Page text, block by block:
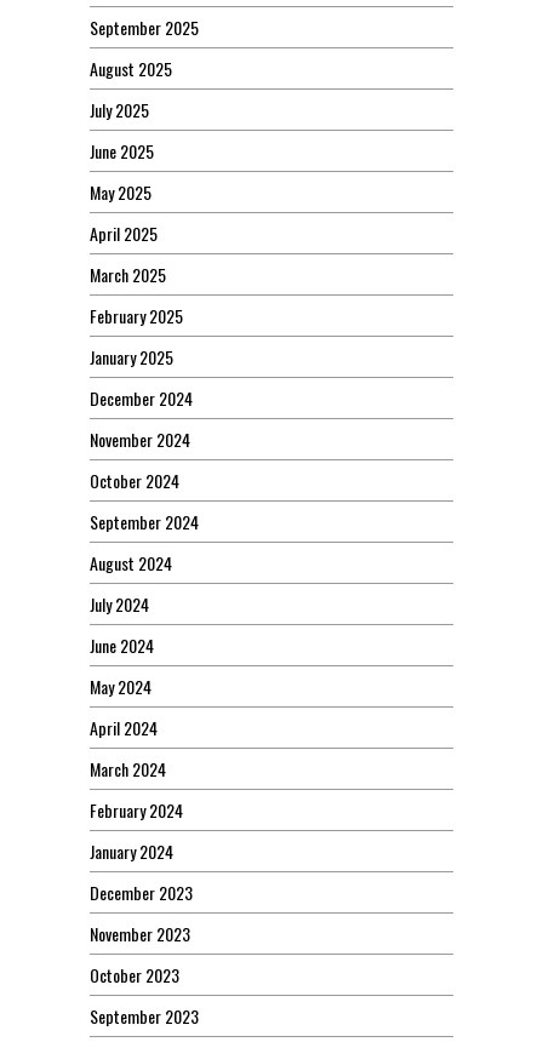
September 2025
August 2025
July 2025
June 2025
May 2025
April 2025
March 2025
February 2025
January 2025
December 2024
November 2024
October 2024
September 2024
August 2024
July 2024
June 2024
May 2024
April 2024
March 2024
February 2024
January 2024
December 2023
November 2023
October 2023
September 2023